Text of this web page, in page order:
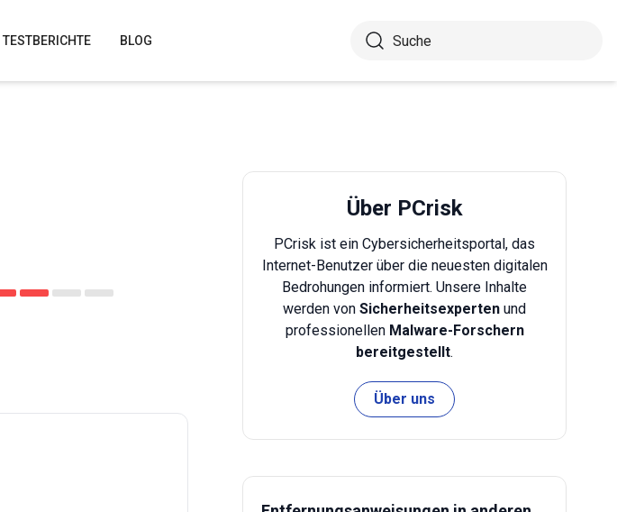
TESTBERICHTE BLOG
Über PCrisk
PCrisk ist ein Cybersicherheitsportal, das
Internet-Benutzer über die neuesten digitalen
Bedrohungen informiert. Unsere Inhalte
werden von Sicherheitsexperten und
professionellen Malware-Forschern
bereitgestellt.
Über uns